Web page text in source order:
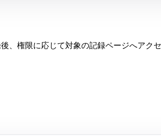
、権限に応じて対象の記録ページへアクセ